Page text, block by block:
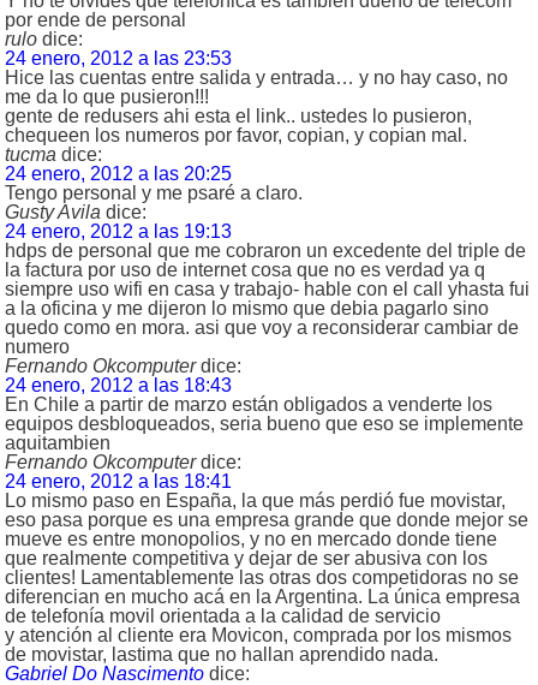
por ende de personal
rulo dice:
24 enero, 2012 a las 23:53
Hice las cuentas entre salida y entrada… y no hay caso, no
me da lo que pusieron!!!
gente de redusers ahi esta el link.. ustedes lo pusieron,
chequeen los numeros por favor, copian, y copian mal.
tucma dice:
24 enero, 2012 a las 20:25
Tengo personal y me psaré a claro.
Gusty Avila dice:
24 enero, 2012 a las 19:13
hdps de personal que me cobraron un excedente del triple de
la factura por uso de internet cosa que no es verdad ya q
siempre uso wifi en casa y trabajo- hable con el call yhasta fui
a la oficina y me dijeron lo mismo que debia pagarlo sino
quedo como en mora. asi que voy a reconsiderar cambiar de
numero
Fernando Okcomputer dice:
24 enero, 2012 a las 18:43
En Chile a partir de marzo están obligados a venderte los
equipos desbloqueados, seria bueno que eso se implemente
aquitambien
Fernando Okcomputer dice:
24 enero, 2012 a las 18:41
Lo mismo paso en España, la que más perdió fue movistar,
eso pasa porque es una empresa grande que donde mejor se
mueve es entre monopolios, y no en mercado donde tiene
que realmente competitiva y dejar de ser abusiva con los
clientes! Lamentablemente las otras dos competidoras no se
diferencian en mucho acá en la Argentina. La única empresa
de telefonía movil orientada a la calidad de servicio
y atención al cliente era Movicon, comprada por los mismos
de movistar, lastima que no hallan aprendido nada.
Gabriel Do Nascimento dice: